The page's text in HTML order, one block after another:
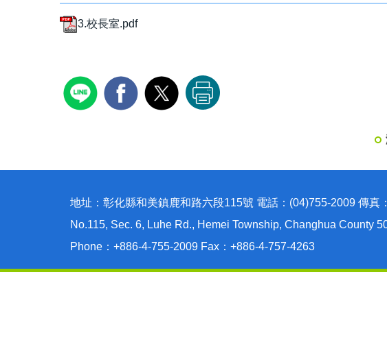
3.校長室.pdf
地址：彰化縣和美鎮鹿和路六段115號 電話：(04)755-2009 傳真
No.115, Sec. 6, Luhe Rd., Hemei Township, Changhua County
Phone：+886-4-755-2009 Fax：+886-4-757-4263